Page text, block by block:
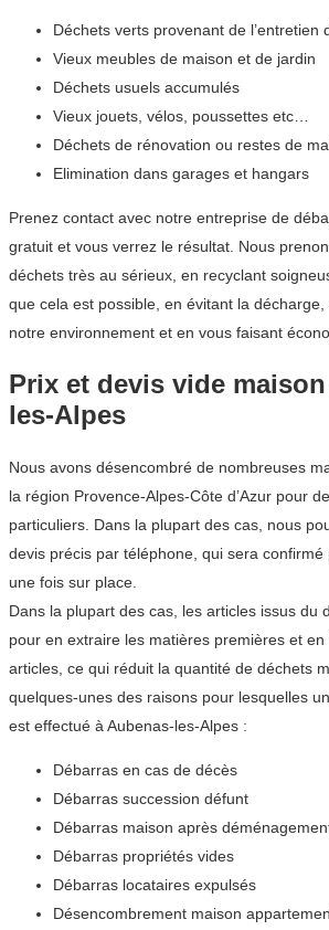
Déchets verts provenant de l’entretien
Vieux meubles de maison et de jardin
Déchets usuels accumulés
Vieux jouets, vélos, poussettes etc…
Déchets de rénovation ou restes de
Elimination dans garages et hangars
Prenez contact avec notre entreprise de
gratuit et vous verrez le résultat. Nous
déchets très au sérieux, en recyclant
que cela est possible, en évitant la
notre environnement et en vous faisant
Prix et devis vide
les-Alpes
Nous avons désencombré de nombreuses
la région Provence-Alpes-Côte d’Azur pour
particuliers. Dans la plupart des cas, nous
devis précis par téléphone, qui sera confirmé
une fois sur place.
Dans la plupart des cas, les articles issus du
pour en extraire les matières premières et
articles, ce qui réduit la quantité de déchets
quelques-unes des raisons pour lesquelles
est effectué à Aubenas-les-Alpes :
Débarras en cas de décès
Débarras succession défunt
Débarras maison après
Débarras propriétés vides
Débarras locataires expulsés
Désencombrement maison